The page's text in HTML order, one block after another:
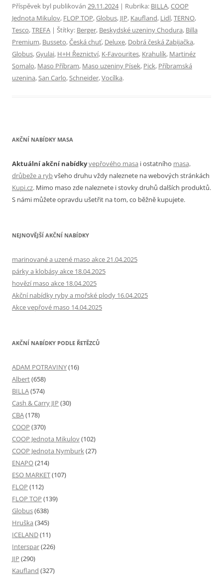
Příspěvek byl publikován 29.11.2024| Rubrika: BILLA,COOP
Jednota Mikulov, FLOP TOP,Globus, JIP, Kaufland, Lidl,TERNO,
Tesco,TREFA | Štítky: Berger, Beskydské uzeniny Chodura, Billa
Premium, Busseto,Česká chuť, Deluxe, Dobrá česká Zabijačka,
Globus,Gyulai, H+H Řeznictví, K-Favourites, Krahulík, Martinéz
Somalo, Maso Příbram, Maso uzeniny Písek, Pick, Příbramská
uzenina,San Carlo,Schneider,Vocílka.
AKČNÍ NABÍDKY MASA
Aktuální akční nabídkyvepřového masa i ostatního masa,
drůbeže a rybvšeho druhu vždy naleznete na webových stránkách
Kupi.cz. Mimo maso zde naleznete i stovky druhů dalších produktů.
S námi můžete opravdu ušetřit na tom, co běžně kupujete.
NEJNOVĚJŠÍ AKČNÍ NABÍDKY
marinované a uzené maso akce 21.04.2025
párky a klobásy akce 18.04.2025
hovězí maso akce 18.04.2025
Akční nabídky ryby a mořské plody 16.04.2025
Akce vepřové maso 14.04.2025
AKČNÍ NABÍDKY PODLE ŘETĚZCŮ
ADAM POTRAVINY(16)
Albert(658)
BILLA(574)
Cash & Carry JIP (30)
CBA(178)
COOP (370)
COOP Jednota Mikulov(102)
COOP Jednota Nymburk(27)
ENAPO(214)
ESO MARKET(107)
FLOP (112)
FLOP TOP (139)
Globus(638)
Hruška (345)
ICELAND(11)
Interspar(226)
JIP (290)
Kaufland (327)